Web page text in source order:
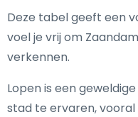
Deze tabel geeft een
voel je vrij om
verkennen.
Lopen is een
stad te ervaren, vooral